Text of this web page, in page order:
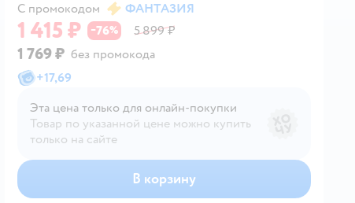
С промокодом ФАНТАЗИЯ
1 415 ₽ −76% 5 899 ₽
1 769 ₽ без промокода
+17,69
Эта цена только для онлайн‑покупки
Товар по указанной цене можно купить
только на сайте
В корзину